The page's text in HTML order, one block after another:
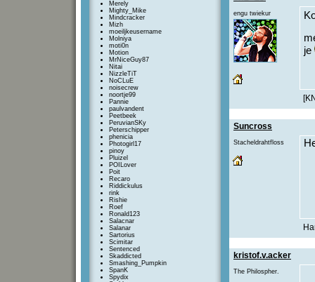
Merely
Mighty_Mike
Mindcracker
Mizh
moeiljkeusername
Molniya
moti0n
Motion
MrNiceGuy87
Nitai
NizzleTiT
NoCLuE
noisecrew
noortje99
Pannie
paulvandent
Peetbeek
PeruvianSKy
Peterschipper
phenicia
Photogirl17
pinoy
Pluizel
POILover
Poit
Recaro
Riddickulus
rink
Rishie
Roef
Ronald123
Salacnar
Salanar
Sartorius
Scimitar
Sentenced
Skaddicted
Smashing_Pumpkin
SpanK
Spydix
engu twiekur
je
Suncross
Stacheldrahtfloss
kristof.v.acker
The Philospher.